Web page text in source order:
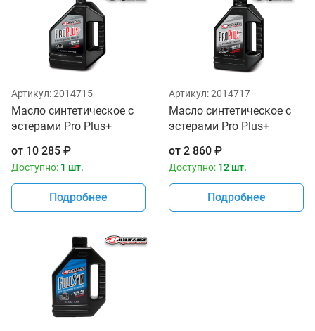
Артикул:2014715
Масло синтетическое с
эстерами Pro Plus+
от 10 285 ₽
Доступно: 1 шт.
Подробнее
Артикул:2014717
Масло синтетическое с
эстерами Pro Plus+
от 2 860 ₽
Доступно: 12 шт.
Подробнее